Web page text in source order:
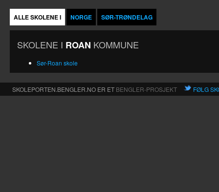
ALLE SKOLENE I NORGE SØR-TRØNDELAG
SKOLENE I ROAN KOMMUNE
Sør-Roan skole
SKOLEPORTEN.BENGLER.NO ER ET BENGLER-PROSJEKT FØLG